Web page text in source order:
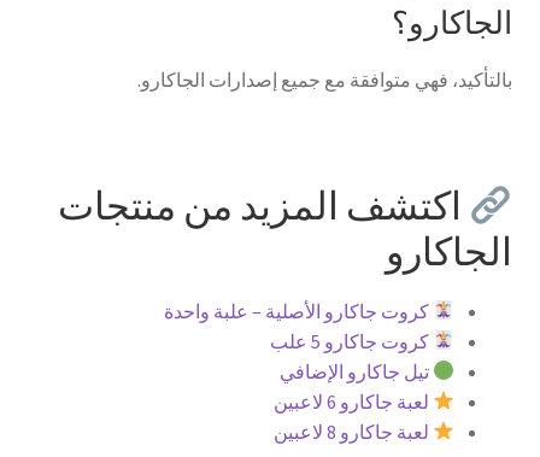
الجاكارو؟
بالتأكيد، فهي متوافقة مع جميع إصدارات الجاكارو.
اكتشف المزيد من منتجات
الجاكارو
كروت جاكارو الأصلية – علبة واحدة
كروت جاكارو 5 علب
تيل جاكارو الإضافي
لعبة جاكارو 6 لاعبين
لعبة جاكارو 8 لاعبين